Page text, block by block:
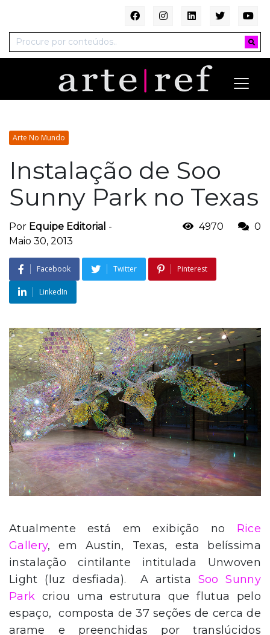
Arte No Mundo
Instalação de Soo
Sunny Park no Texas
Por Equipe Editorial -
Maio 30, 2013
4970 0
Facebook Twitter Pinterest
LinkedIn
Atualmente está em exibição no Rice
Gallery, em Austin, Texas, esta belíssima
instalação cintilante intitulada Unwoven
Light (luz desfiada). A artista Soo Sunny
Park criou uma estrutura que flutua pelo
espaço, composta de 37 seções de cerca de
arame e preenchidas por translúcidos